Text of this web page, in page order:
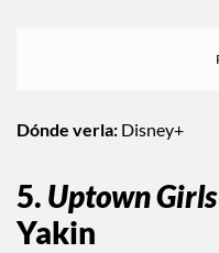
Dónde verla: Disney+
5. Uptown Girls
Yakin